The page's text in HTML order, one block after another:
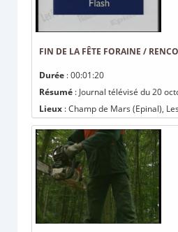
FIN DE LA FÊTE FORAINE /
Durée : 00:01:20
Résumé : Journal télévisé du 20
Lieux : Champ de Mars (Epinal),